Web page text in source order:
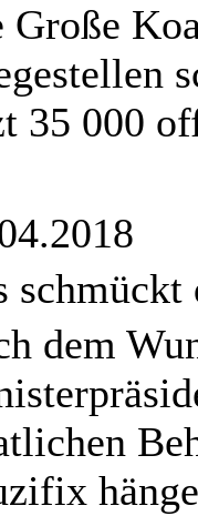
Große
35 000
schmückt
dem